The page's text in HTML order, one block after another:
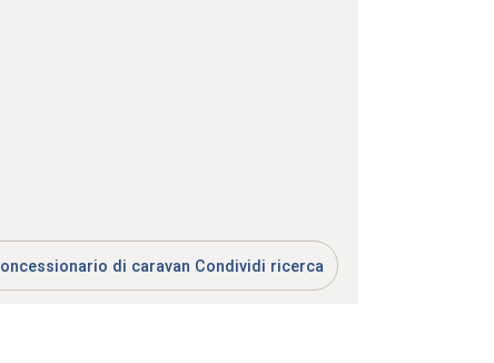
di caravan Condividi ricerca